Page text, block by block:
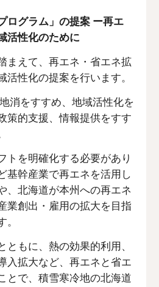
ログラム」の提案 ー再エ
活性化のために
まえて、再エネ・省エネ拡
活性化の提案を行います。
消をすすめ、地域活性化を
策的支援、情報提供をすす
トを明確化する必要があり
基幹産業で再エネを活用し
、北海道が本州への再エネ
業創出・雇用の拡大を目指
もに、熱の効果的利用、
入拡大など、再エネと省エ
とで、積雪寒冷地の北海道